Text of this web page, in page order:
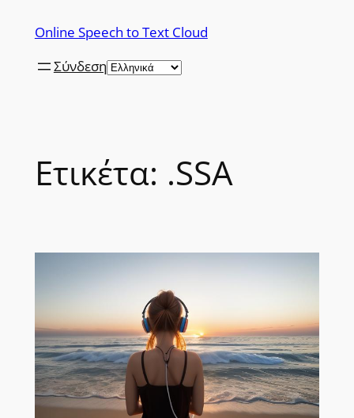
περιεχόμενο
Online Speech to Text Cloud
Σύνδεση
Ετικέτα: .SSA